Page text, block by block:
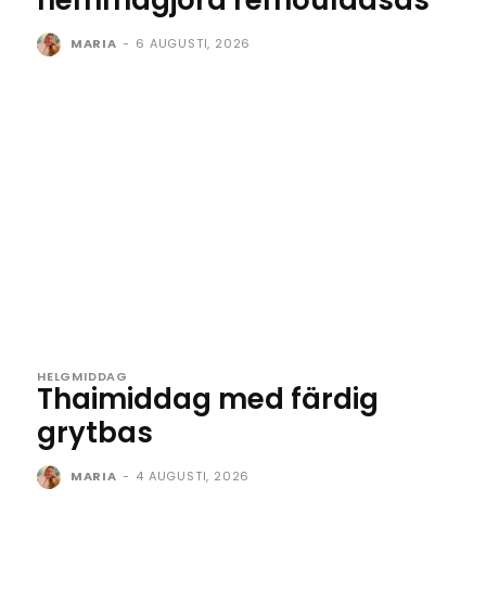
MARIA - 6 AUGUSTI, 2026
HELGMIDDAG
Thaimiddag med färdig
grytbas
MARIA - 4 AUGUSTI, 2026